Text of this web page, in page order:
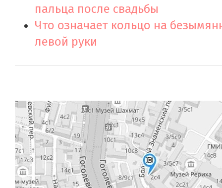
пальца после свадьбы
Что означает кольцо на
левой руки